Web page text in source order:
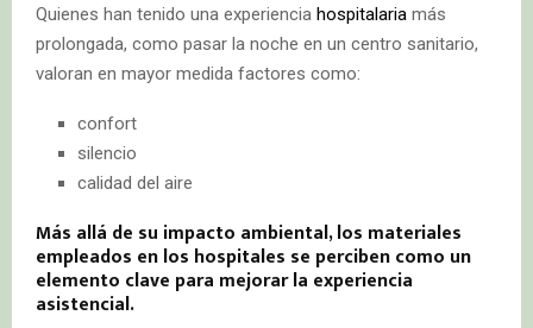
Quienes han tenido una experiencia hospitalaria más
prolongada, como pasar la noche en un centro sanitario,
valoran en mayor medida factores como:
confort
silencio
calidad del aire
Más allá de su impacto ambiental, los materiales
empleados en los hospitales se perciben como un
elemento clave para mejorar la experiencia
asistencial.